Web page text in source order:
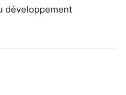
développement